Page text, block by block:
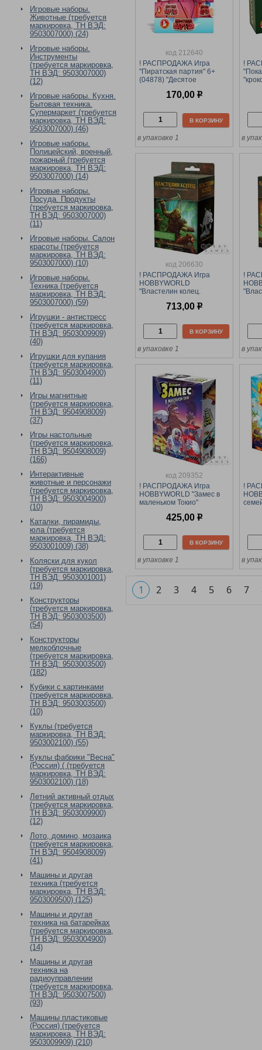
Игровые наборы.
Животные (требуется
маркировка, ТН ВЭД:
9503007000) (24)
Игровые наборы.
Инструменты
(требуется маркировка,
ТН ВЭД: 9503007000)
(12)
Игровые наборы. Кухня.
Бытовая техника.
Супермаркет (требуется
маркировка, ТН ВЭД:
9503007000) (46)
Игровые наборы.
Полицейский, военный,
пожарный (требуется
маркировка, ТН ВЭД:
9503007000) (14)
Игровые наборы.
Посуда. Продукты
(требуется маркировка,
ТН ВЭД: 9503007000)
(11)
Игровые наборы. Салон
красоты (требуется
маркировка, ТН ВЭД:
9503007000) (10)
Игровые наборы.
Техника (требуется
маркировка, ТН ВЭД:
9503007000) (59)
Игрушки - антистресс
(требуется маркировка,
ТН ВЭД: 9503009909)
(40)
Игрушки для купания
(требуется маркировка,
ТН ВЭД: 9503004900)
(11)
Игры магнитные
(требуется маркировка,
ТН ВЭД: 9504908009)
(37)
Игры настольные
(требуется маркировка,
ТН ВЭД: 9504908009)
(166)
Интерактивные
животные и персонажи
(требуется маркировка,
ТН ВЭД: 9503004900)
(10)
Каталки, пирамиды,
юла (требуется
маркировка, ТН ВЭД:
9503001009) (38)
Коляски для кукол
(требуется маркировка,
ТН ВЭД: 9503001001)
(19)
Конструкторы
(требуется маркировка,
ТН ВЭД: 9503003500)
(54)
Конструкторы
мелкоблочные
(требуется маркировка,
ТН ВЭД: 9503003500)
(182)
Кубики с картинками
(требуется маркировка,
ТН ВЭД: 9503003500)
(10)
Куклы (требуется
маркировка, ТН ВЭД:
9503002100) (55)
Куклы фабрики "Весна"
(Россия) ( (требуется
маркировка, ТН ВЭД:
9503002100) (18)
Летний активный отдых
(требуется маркировка,
ТН ВЭД: 9503009900)
(12)
Лото, домино, мозаика
(требуется маркировка,
ТН ВЭД: 9504908009)
(41)
Машины и другая
техника (требуется
маркировка, ТН ВЭД:
9503009500) (125)
Машины и другая
техника на батарейках
(требуется маркировка,
ТН ВЭД: 9503004900)
(14)
Машины и другая
техника на
радиоуправлении
(требуется маркировка,
ТН ВЭД: 9503007500)
(93)
Машины пластиковые
(Россия) (требуется
маркировка, ТН ВЭД:
9503009909) (210)
код 212640
! РАСПРОДАЖА Игра
"Пиратская партия" 6+
(04878) "Десятое
170,00 р
В КОРЗИНУ
в упаковке 1
!
в
код 206630
! РАСПРОДАЖА Игра
HOBBYWORLD
"Властелин колец.
Злодеи Эриадора"
набору (915278) возраст
713,00 р
В КОРЗИНУ
в упаковке 1
!
в
код 209352
! РАСПРОДАЖА Игра
HOBBYWORLD "Замес в
маленьком Токио"
возраст 12+425,00 р
В КОРЗИНУ
в упаковке 1
!
в
1 2 3 4 5 6 7